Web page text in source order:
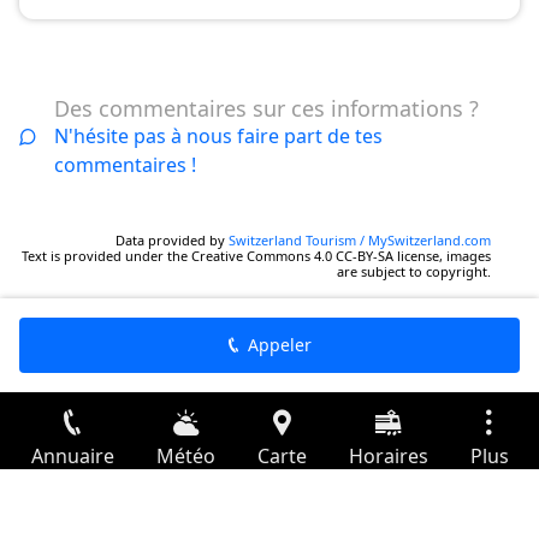
Des commentaires sur ces informations ?
N'hésite pas à nous faire part de tes
commentaires !
Data provided by Switzerland Tourism / MySwitzerland.com
Text is provided under the Creative Commons 4.0 CC-BY-SA license, images
are subject to copyright.
Appeler
Annuaire Météo Carte Horaires Plus